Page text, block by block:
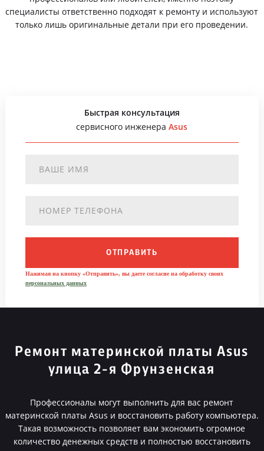
специалисты ответственно подходят к ремонту и используют
только лишь оригинальные детали при его проведении.
Быстрая консультация
сервисного инженераAsus
ОТПРАВИТЬ
Нажимая на кнопку «Отправить», вы даете согласие на обработку своих
персональных данных
Ремонт материнской платы Asus
улица 2-я Фрунзенская
Профессионалы могут выполнить для вас ремонт
материнской платы Asus и восстановить работу компьютера.
Такая возможность позволяет вам экономить огромное
количество денежных средств и полностью восстановить